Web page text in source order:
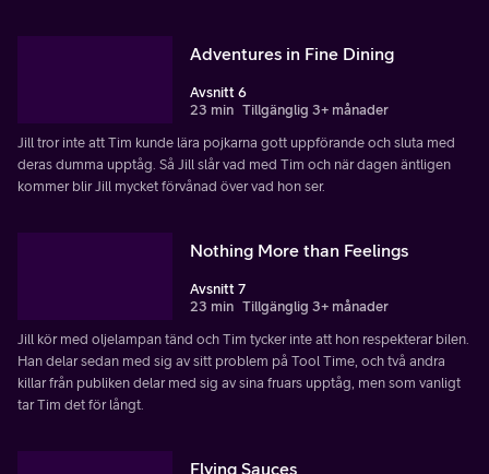
Adventures in Fine Dining
Avsnitt 6
23 min Tillgänglig 3+ månader
Jill tror inte att Tim kunde lära pojkarna gott uppförande och sluta med
deras dumma upptåg. Så Jill slår vad med Tim och när dagen äntligen
kommer blir Jill mycket förvånad över vad hon ser.
Nothing More than Feelings
Avsnitt 7
23 min Tillgänglig 3+ månader
Jill kör med oljelampan tänd och Tim tycker inte att hon respekterar bilen.
Han delar sedan med sig av sitt problem på Tool Time, och två andra
killar från publiken delar med sig av sina fruars upptåg, men som vanligt
tar Tim det för långt.
Flying Sauces